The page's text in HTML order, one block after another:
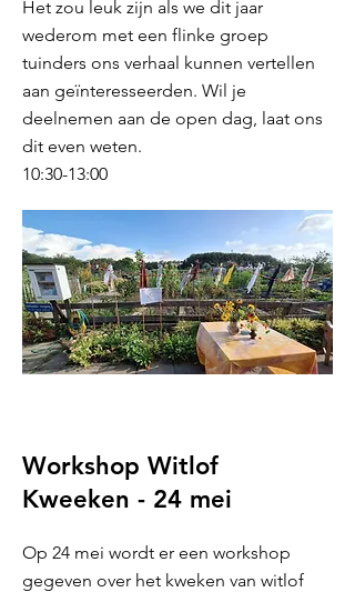
Het zou leuk zijn als we dit jaar
wederom met een flinke groep
tuinders ons verhaal kunnen vertellen
aan geïnteresseerden. Wil je
deelnemen aan de open dag, laat ons
dit even weten.
10:30-13:00
Workshop Witlof
Kweeken - 24 mei
Op 24 mei wordt er een workshop
gegeven over het kweken van witlof